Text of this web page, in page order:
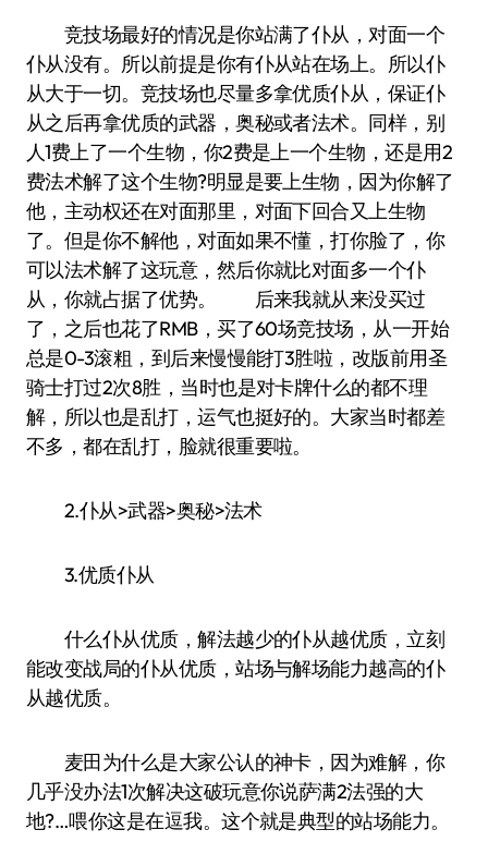
竞技场最好的情况是你站满了仆从，对面一个
仆从没有。所以前提是你有仆从站在场上。所以仆
从大于一切。竞技场也尽量多拿优质仆从，保证仆
从之后再拿优质的武器，奥秘或者法术。同样，别
人1费上了一个生物，你2费是上一个生物，还是用2
费法术解了这个生物?明显是要上生物，因为你解了
他，主动权还在对面那里，对面下回合又上生物
了。但是你不解他，对面如果不懂，打你脸了，你
可以法术解了这玩意，然后你就比对面多一个仆
从，你就占据了优势。 后来我就从来没买过
了，之后也花了RMB，买了60场竞技场，从一开始
总是0-3滚粗，到后来慢慢能打3胜啦，改版前用圣
骑士打过2次8胜，当时也是对卡牌什么的都不理
解，所以也是乱打，运气也挺好的。大家当时都差
不多，都在乱打，脸就很重要啦。
2.仆从>武器>奥秘>法术
3.优质仆从
什么仆从优质，解法越少的仆从越优质，立刻
能改变战局的仆从优质，站场与解场能力越高的仆
从越优质。
麦田为什么是大家公认的神卡，因为难解，你
几乎没办法1次解决这破玩意你说萨满2法强的大
地?…喂你这是在逗我。这个就是典型的站场能力。